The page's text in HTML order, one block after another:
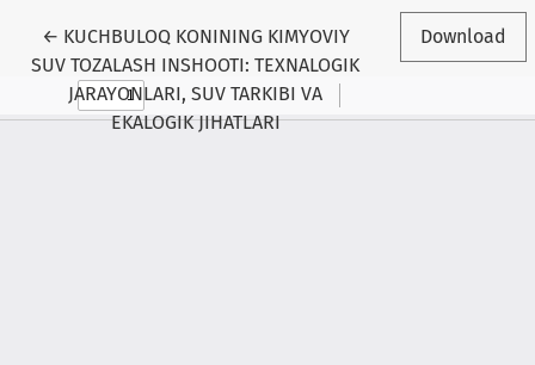
← Return to Article Details
KUCHBULOQ KONINING KIMYOVIY
SUV TOZALASH INSHOOTI: TEXNALOGIK
JARAYONLARI, SUV TARKIBI VA
EKALOGIK JIHATLARI
Download